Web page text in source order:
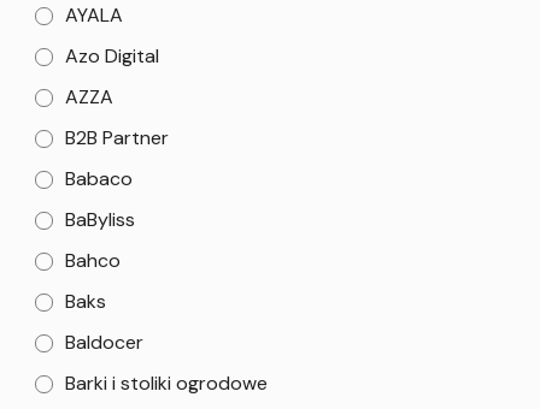
AYALA
Azo Digital
AZZA
B2B Partner
Babaco
BaByliss
Bahco
Baks
Baldocer
Barki i stoliki ogrodowe